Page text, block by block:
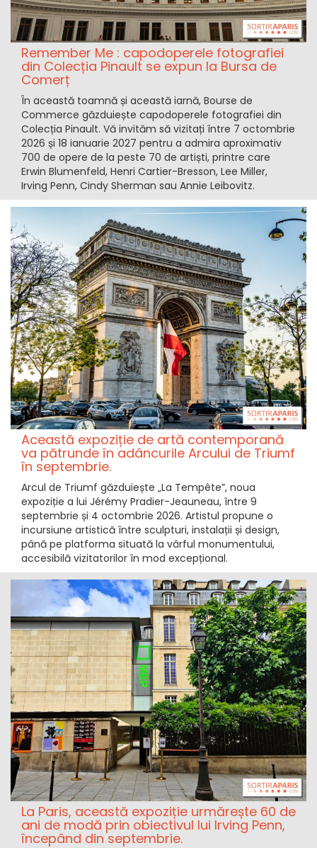
Remember Me : capodoperele fotografiei
din Colecția Pinault se expun la Bursa de
Comerț
În această toamnă și această iarnă, Bourse de
Commerce găzduiește capodoperele fotografiei din
Colecția Pinault. Vă invităm să vizitați între 7 octombrie
2026 și 18 ianuarie 2027 pentru a admira aproximativ
700 de opere de la peste 70 de artiști, printre care
Erwin Blumenfeld, Henri Cartier-Bresson, Lee Miller,
Irving Penn, Cindy Sherman sau Annie Leibovitz.
Această expoziție de artă contemporană
va pătrunde în adâncurile Arcului de Triumf
în septembrie.
Arcul de Triumf găzduiește „La Tempête”, noua
expoziție a lui Jérémy Pradier-Jeauneau, între 9
septembrie și 4 octombrie 2026. Artistul propune o
incursiune artistică între sculpturi, instalații și design,
până pe platforma situată la vârful monumentului,
accesibilă vizitatorilor în mod excepțional.
La Paris, această expoziție urmărește 60 de
ani de modă prin obiectivul lui Irving Penn,
începând din septembrie.